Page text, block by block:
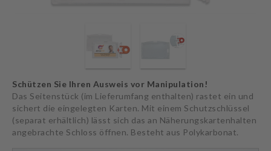
Schützen Sie Ihren Ausweis vor Manipulation!
Das Seitenstück (im Lieferumfang enthalten) rastet ein und
sichert die eingelegten Karten. Mit einem Schutzschlüssel
(separat erhältlich) lässt sich das an Näherungskartenhalten
angebrachte Schloss öffnen. Besteht aus Polykarbonat.